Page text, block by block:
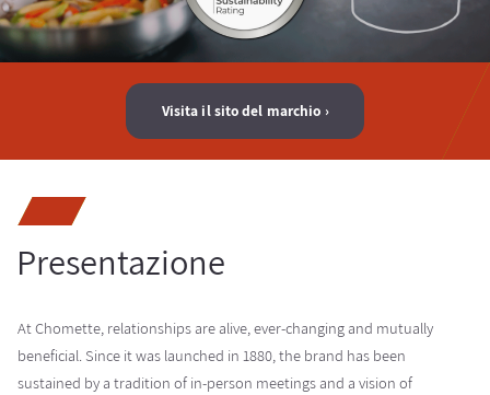
Visita il sito del marchio
Presentazione
At Chomette, relationships are alive, ever-changing and mutually
beneficial. Since it was launched in 1880, the brand has been
sustained by a tradition of in-person meetings and a vision of